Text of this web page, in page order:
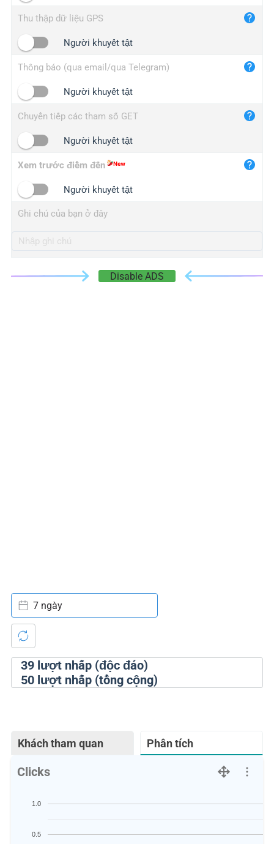
Thu thập dữ liệu GPS
Người khuyết tật
Thông báo (qua email/qua Telegram)
Người khuyết tật
Chuyển tiếp các tham số GET
Người khuyết tật
Xem trước điểm đến
Người khuyết tật
Ghi chú của bạn ở đây
Disable ADS
39lượt nhấp (độc đáo)
50lượt nhấp (tổng cộng)
7 ngày
Khách tham quan Phân tích
Clicks
0.5
1.0